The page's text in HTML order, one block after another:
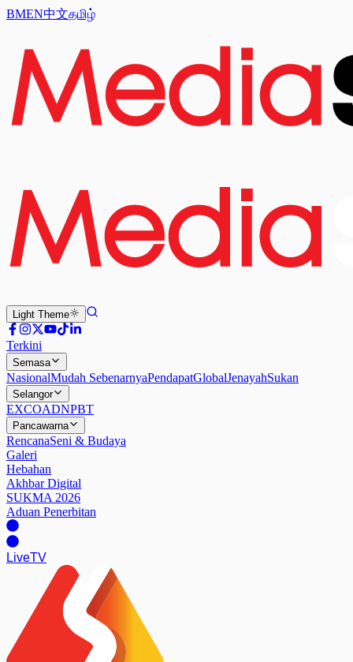
BMEN中文தமிழ்
Light Theme
Terkini
Semasa
NasionalMudah SebenarnyaPendapatGlobalJenayahSukan
Selangor
EXCOADNPBT
Pancawarna
RencanaSeni & Budaya
Galeri
Hebahan
Akhbar Digital
SUKMA 2026
Aduan Penerbitan
LiveTV